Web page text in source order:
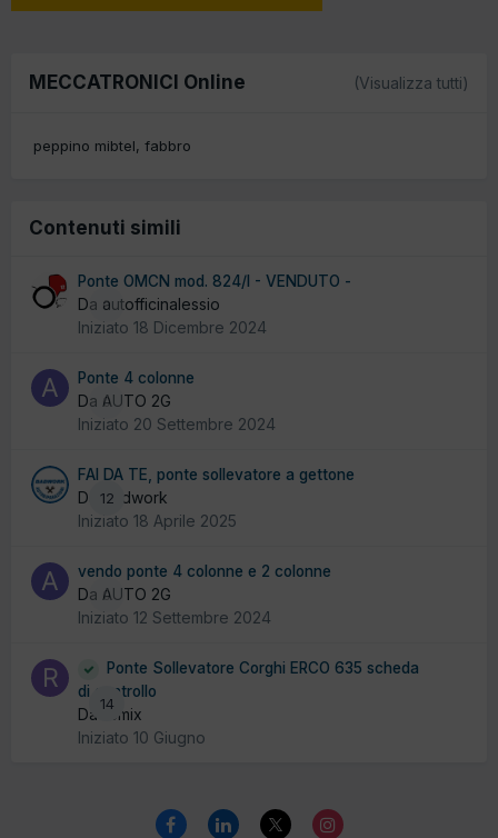
MECCATRONICI Online (Visualizza tutti)
peppino mibtel fabbro
Contenuti simili
0
Ponte OMCN mod. 824/I - VENDUTO -
Da autofficinalessio
Iniziato 18 Dicembre 2024
0
Ponte 4 colonne
Da AUTO 2G
Iniziato 20 Settembre 2024
12
FAI DA TE, ponte sollevatore a gettone
Da badwork
Iniziato 18 Aprile 2025
0
vendo ponte 4 colonne e 2 colonne
Da AUTO 2G
Iniziato 12 Settembre 2024
14
Ponte Sollevatore Corghi ERCO 635 scheda
di controllo
Da remix
Iniziato 10 Giugno